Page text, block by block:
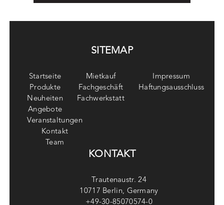
SITEMAP
Startseite
Produkte
Neuheiten
Angebote
Mietkauf
Fachgeschäft
Fachwerkstatt
Impressum
Haftungsausschluss
Veranstaltungen
Kontakt
Team
KONTAKT
Trautenaustr. 24
10717 Berlin, Germany
+49-30-85070574-0